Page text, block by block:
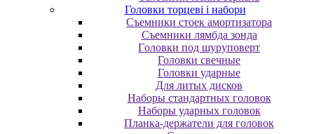
Головки торцеві і набори
Cъeмники cтoeк aмopтизaтopa
Cъeмники лямбдa зoндa
Гoлoвки пoд шуpупoвepт
Головки свечные
Головки ударные
Для литых дисков
Наборы стандартных головок
Наборы ударных головок
Планка-держатели для головок